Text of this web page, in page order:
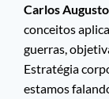
Carlos
conceitos
guerras,
Estratégia
estamos